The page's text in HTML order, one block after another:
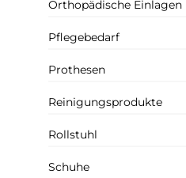
Orthopädische Einlagen
Pflegebedarf
Prothesen
Reinigungsprodukte
Rollstuhl
Schuhe